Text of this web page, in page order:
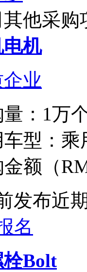
他采购
机
业
： 1万
型： 乘
额（
发布近
名
Bolt